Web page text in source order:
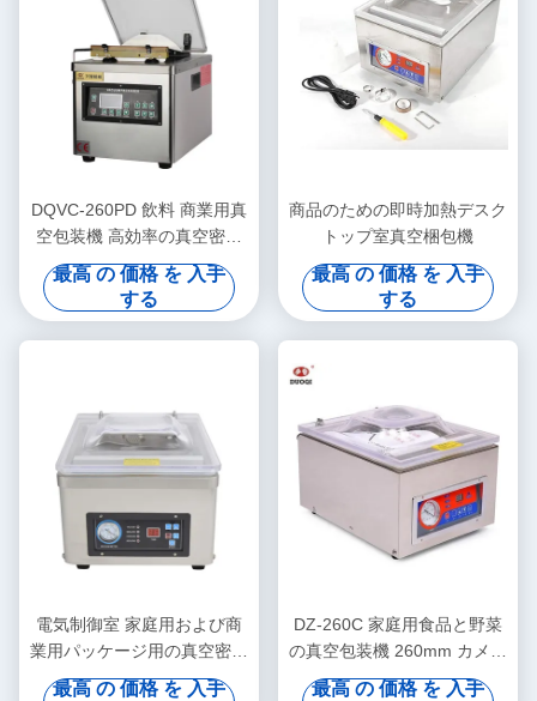
DQVC-260PD 飲料 商業用真
空包装機 高効率の真空密封
機
最高 の 価格 を 入手
する
商品のための即時加熱デスク
トップ室真空梱包機
最高 の 価格 を 入手
する
電気制御室 家庭用および商
業用パッケージ用の真空密封
器
最高 の 価格 を 入手
DZ-260C 家庭用食品と野菜
の真空包装機 260mm カメラ
サイズ
最高 の 価格 を 入手